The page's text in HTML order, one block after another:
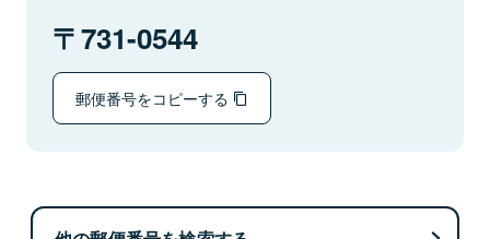
731-0544
郵便番号をコピーする